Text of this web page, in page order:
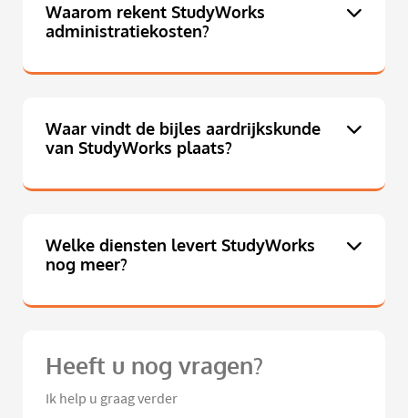
Waarom rekent StudyWorks
administratiekosten?
Waar vindt de bijles aardrijkskunde
van StudyWorks plaats?
Welke diensten levert StudyWorks
nog meer?
Heeft u nog vragen?
Ik help u graag verder